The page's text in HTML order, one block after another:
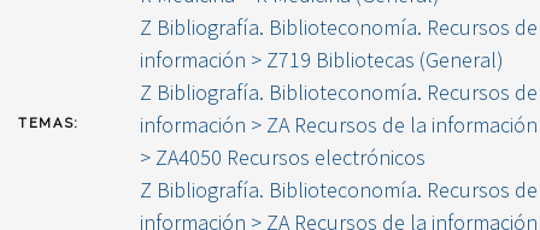
TEMAS:
Z Bibliografía. Biblioteconomía. Recursos de
información > Z719 Bibliotecas (General)
Z Bibliografía. Biblioteconomía. Recursos de
información > ZA Recursos de la información
> ZA4050 Recursos electrónicos
Z Bibliografía. Biblioteconomía. Recursos de
información > ZA Recursos de la información